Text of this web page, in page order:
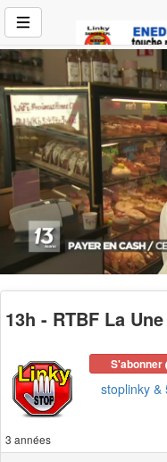
13h - RTBF La
S'abonner
stoplinky &
3 années